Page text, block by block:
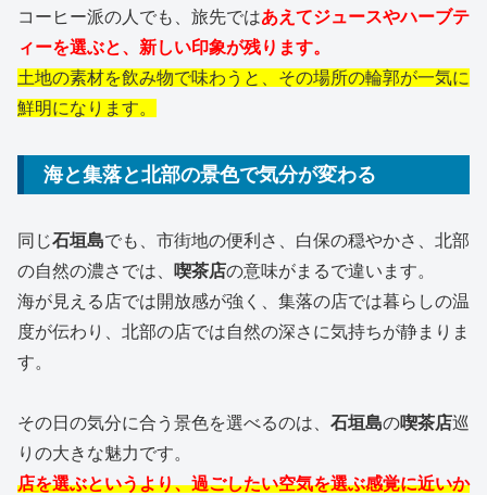
コーヒー派の人でも、旅先ではあえてジュースやハーブテ
ィーを選ぶと、新しい印象が残ります。
土地の素材を飲み物で味わうと、その場所の輪郭が一気に
鮮明になります。
海と集落と北部の景色で気分が変わる
同じ石垣島でも、市街地の便利さ、白保の穏やかさ、北部
の自然の濃さでは、 喫茶店の意味がまるで違います。
海が見える店では開放感が強く、集落の店では暮らしの温
度が伝わり、北部の店では自然の深さに気持ちが静まりま
す。
その日の気分に合う景色を選べるのは、 石垣島の喫茶店巡
りの大きな魅力です。
店を選ぶというより、過ごしたい空気を選ぶ感覚に近いか